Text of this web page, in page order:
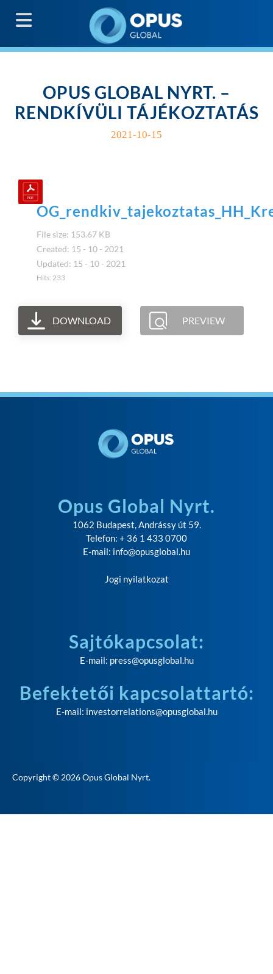
OPUS GLOBAL NYRT. –
RENDKÍVÜLI TÁJÉKOZTATÁS
2021-10-15
File size: 153.67 KB
Created: 15 - 10 - 2021
Updated: 15 - 10 - 2021
Hits: 233
DOWNLOAD PREVIEW
Opus Global Nyrt.
1062 Budapest, Andrássy út 59.
Telefon: + 36 1 433 0700
E-mail: info@opusglobal.hu
Jogi nyilatkozat
Sajtókapcsolat:
E-mail: press@opusglobal.hu
Befektetői kapcsolattartó:
E-mail: investorrelations@opusglobal.hu
Copyright © 2026Opus Global Nyrt.